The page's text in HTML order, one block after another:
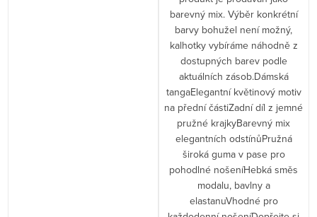
barevný mix. Výběr konkrétní
barvy bohužel není možný,
kalhotky vybíráme náhodně z
dostupných barev podle
aktuálních zásob.Dámská
tangaElegantní květinový motiv
na přední částiZadní díl z jemné
pružné krajkyBarevný mix
elegantních odstínůPružná
široká guma v pase pro
pohodlné nošeníHebká směs
modalu, bavlny a
elastanuVhodné pro